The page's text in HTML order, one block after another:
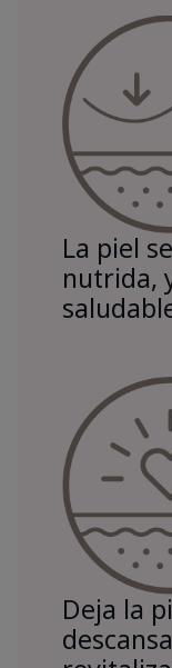
La piel
nutrida,
Deja la